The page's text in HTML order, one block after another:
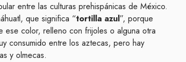
entre las culturas prehispánicas de México.
que significa “tortilla azul”, porque
ese color, relleno con frijoles o alguna otra
consumido entre los aztecas, pero hay
y olmecas.